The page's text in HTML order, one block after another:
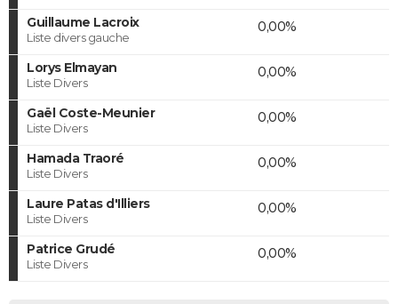
Guillaume Lacroix
Liste divers gauche
0,00%
Lorys Elmayan
Liste Divers
0,00%
Gaël Coste-Meunier
Liste Divers
0,00%
Hamada Traoré
Liste Divers
0,00%
Laure Patas d'Illiers
Liste Divers
0,00%
Patrice Grudé
Liste Divers
0,00%